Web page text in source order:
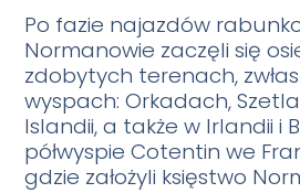
Po fazie najazdów
Normanowie zaczęli się
zdobytych terenach,
wyspach: Orkadach,
Islandii, a także w Irlandii i
półwyspie Cotentin we
gdzie założyli księstwo